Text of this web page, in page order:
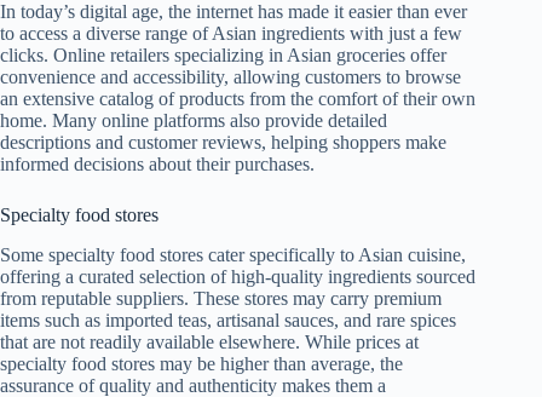
In today’s digital age, the internet has made it easier than ever
to access a diverse range of Asian ingredients with just a few
clicks. Online retailers specializing in Asian groceries offer
convenience and accessibility, allowing customers to browse
an extensive catalog of products from the comfort of their own
home. Many online platforms also provide detailed
descriptions and customer reviews, helping shoppers make
informed decisions about their purchases.
Specialty food stores
Some specialty food stores cater specifically to Asian cuisine,
offering a curated selection of high-quality ingredients sourced
from reputable suppliers. These stores may carry premium
items such as imported teas, artisanal sauces, and rare spices
that are not readily available elsewhere. While prices at
specialty food stores may be higher than average, the
assurance of quality and authenticity makes them a